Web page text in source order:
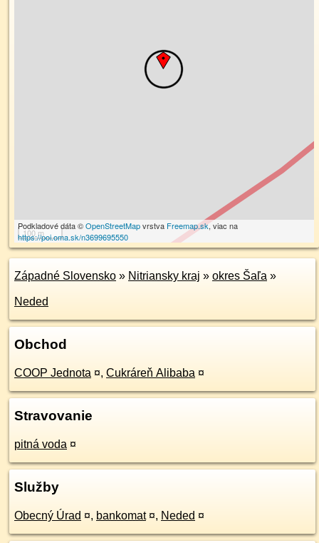
100 m
Podkladové dáta ©OpenStreetMapvrstva Freemap.sk, viac na
https://poi.oma.sk/n3699695550
Západné Slovensko » Nitriansky kraj » okres Šaľa »
Neded
Obchod
COOP Jednota ¤, Cukráreň Alibaba ¤
Stravovanie
pitná voda ¤
Služby
Obecný Úrad ¤, bankomat ¤, Neded ¤